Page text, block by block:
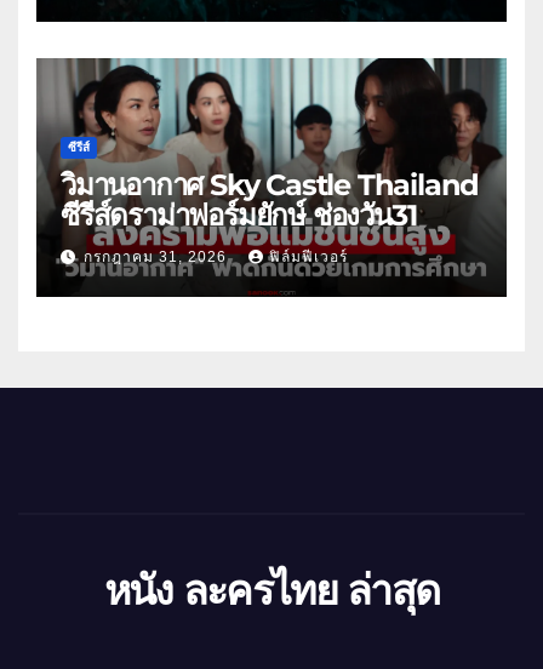
ซีรีส์
วิมานอากาศ Sky Castle Thailand
ซีรีส์ดราม่าฟอร์มยักษ์ ช่องวัน31
กรกฎาคม 31, 2026 ฟิล์มฟีเวอร์
หนัง ละครไทย ล่าสุด